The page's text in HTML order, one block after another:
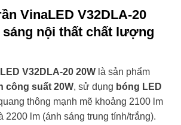
VinaLED V32DLA-20
sáng nội thất chất lượng
V32DLA-20 20W là sản phẩm
công suất 20W, sử dụng bóng LED
thông mạnh mẽ khoảng 2100 lm
2200 lm (ánh sáng trung tính/trắng).